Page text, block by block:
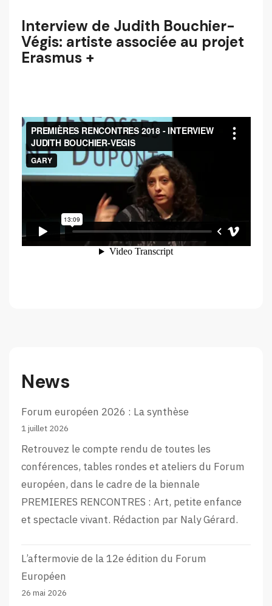
Interview de Judith Bouchier-
Végis: artiste associée au projet
Erasmus +
News
Forum européen 2026 : La synthèse
1 juillet 2026
Retrouvez le compte rendu de toutes les
conférences, tables rondes et ateliers du Forum
européen, dans le cadre de la biennale
PREMIERES RENCONTRES : Art, petite enfance
et spectacle vivant. Rédaction par Naly Gérard.
L’aftermovie de la 12e édition du Forum
Européen
26 mai 2026